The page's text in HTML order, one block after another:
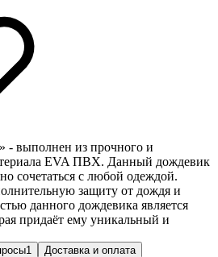
- выполнен из прочного и
EVA ПВХ. Данный дождевик
сочетаться с любой одеждой.
защиту от дождя и
данного дождевика является
придаёт ему уникальный и
1 Доставка и оплата